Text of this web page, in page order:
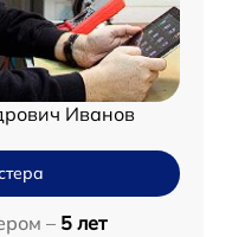
Иванов
– 5 лет